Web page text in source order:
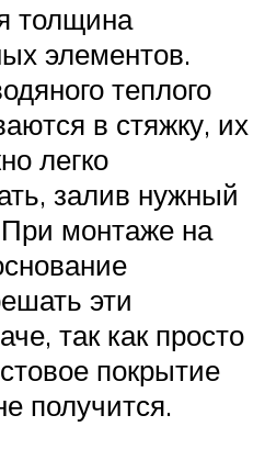
толщина
элементов.
теплого
в стяжку, их
легко
залив нужный
монтаже на
эти
так как просто
покрытие
получится.